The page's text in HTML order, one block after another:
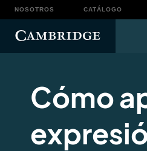
NOSOTROS CATÁLOGO
Cómo